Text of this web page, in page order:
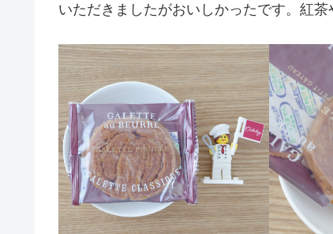
いただきましたがおいしかったです。紅茶